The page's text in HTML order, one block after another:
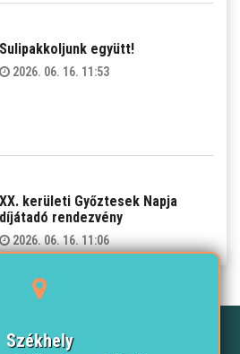
Sulipakkoljunk együtt!
2026. 06. 16. 11:53
XX. kerületi Győztesek Napja
díjátadó rendezvény
2026. 06. 16. 11:06
Székhely